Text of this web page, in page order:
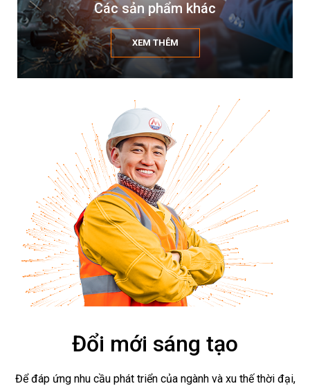
Các sản phẩm khác
XEM THÊM
Đổi mới sáng tạo
Để đáp ứng nhu cầu phát triển của ngành và xu thế thời đại,